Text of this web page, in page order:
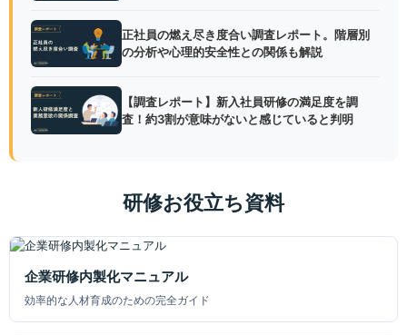
正社員の燃え尽き度合い調査レポート。階層別
の分析や心理的安全性との関係も解説
【調査レポート】新入社員研修の満足度を調
査！約3割が意味がないと感じていると判明
研修お役立ち資料
企業研修内製化マニュアル
効率的な人材育成のための完全ガイド